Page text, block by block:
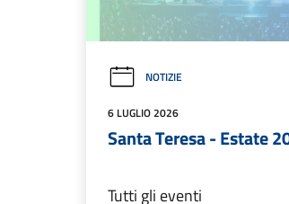
NOTIZIE
6 LUGLIO 2026
Santa Teresa - Estate
Tutti gli eventi